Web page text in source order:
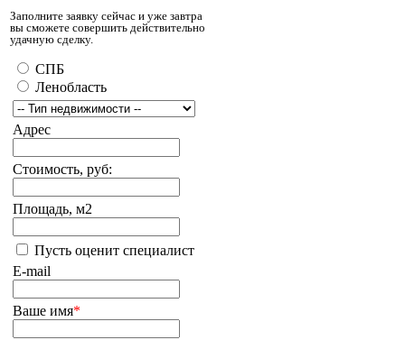
Заполните заявку сейчас и уже завтра
вы сможете совершить действительно
удачную сделку.
СПБ
Ленобласть
Адрес
Стоимость, руб:
Площадь, м2
Пусть оценит специалист
E-mail
Ваше имя*